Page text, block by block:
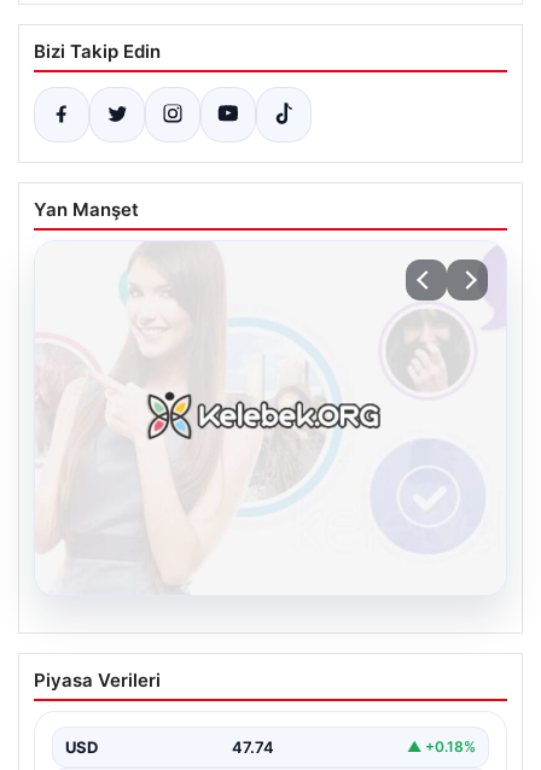
Bizi Takip Edin
Yan Manşet
Kelebek sohbet platformu İle Dijital
İletişimin Güvenli Adresi Ve Chat
İnternet çağında bireylerin seviyeli bir biçimde iletişim
Piyasa Verileri
USD 47.74 ▲ +0.18%